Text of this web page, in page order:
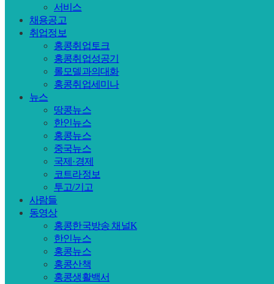
서비스
채용공고
취업정보
홍콩취업토크
홍콩취업성공기
롤모델과의대화
홍콩취업세미나
뉴스
땅콩뉴스
한인뉴스
홍콩뉴스
중국뉴스
국제·경제
코트라정보
투고/기고
사람들
동영상
홍콩한국방송 채널K
한인뉴스
홍콩뉴스
홍콩산책
홍콩생활백서